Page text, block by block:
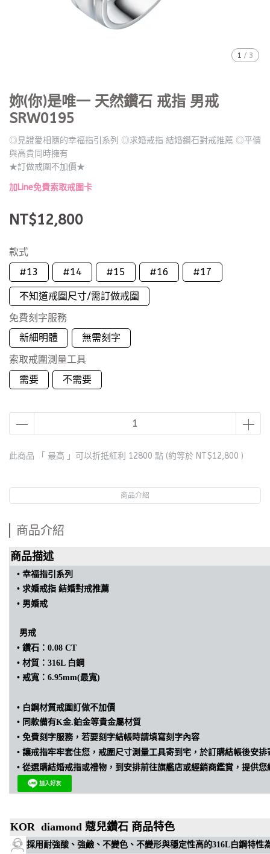
1 / 3
妳(你)是唯一 天然鑽石 戒指 男戒
SRW0195
◎見證愛相隨的幸福指引系列 ◎求婚戒指 結婚鑽石對戒推薦 ◎平價
與高貴同時擁有
★訂做戒圍不加價★
加Line免費索取戒圍卡
NT$12,800
款式
#13
#14 #15 #16 #17
不知道戒圍尺寸/需訂做戒圍
免費刻字服務
新細明體
無需刻字
索取戒圍測量工具
需要
不需要
此商品 「 最高 」可以折抵紅利 12800 點 (約等於 NT$12,800 )
商品介紹
商品介紹
商品描述
• 幸福指引 系列
• 求婚戒指 結婚對戒推薦
• 男婚戒
男戒
•鑽石：0.08 CT
•材質：316L 白鋼
•戒寬：6.95mm(最寬)
• 白鋼材質戒圍訂做不加價
• 同款備有K金.鉑金等貴金屬材質
• 免費刻字服務，若要刻字結帳時請填寫刻字內容
•讓戒指牢牢套住您，戒圍尺寸測量工具寄到宅，於訂購結帳後安排
•從選購結婚戒指或禮物，到安排前往旗艦店或經銷商鑑賞，提供
KOR diamond 蔻兒鑽石 商品特色
採用耐強酸、強鹼、不變色、不變形與穩定性高的316L白鋼特性